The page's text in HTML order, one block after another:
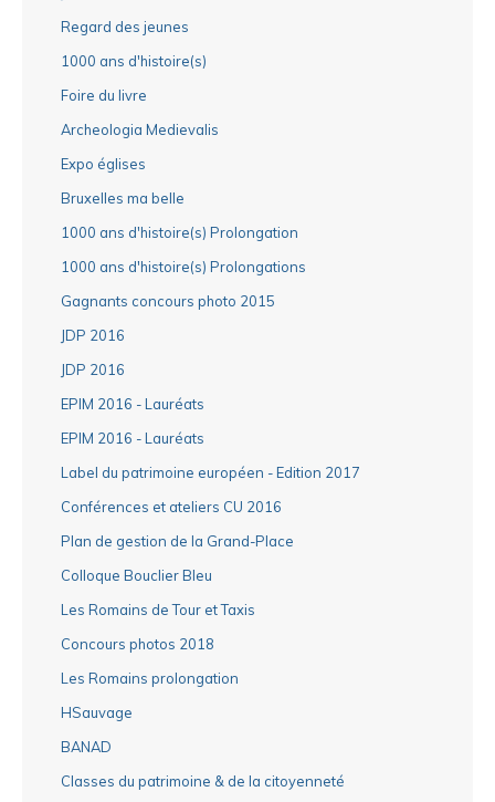
Regard des jeunes
1000 ans d'histoire(s)
Foire du livre
Archeologia Medievalis
Expo églises
Bruxelles ma belle
1000 ans d'histoire(s) Prolongation
1000 ans d'histoire(s) Prolongations
Gagnants concours photo 2015
JDP 2016
JDP 2016
EPIM 2016 - Lauréats
EPIM 2016 - Lauréats
Label du patrimoine européen - Edition 2017
Conférences et ateliers CU 2016
Plan de gestion de la Grand-Place
Colloque Bouclier Bleu
Les Romains de Tour et Taxis
Concours photos 2018
Les Romains prolongation
HSauvage
BANAD
Classes du patrimoine & de la citoyenneté